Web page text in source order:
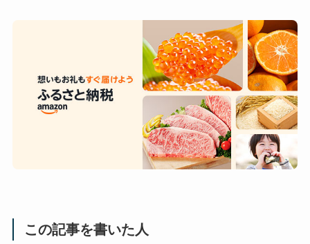
この記事を書いた人